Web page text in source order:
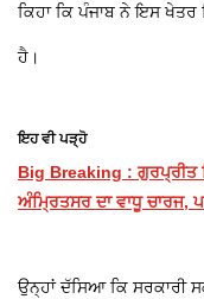
ਕਿਹਾ ਕਿ ਪੰਜਾਬ ਨੇ ਇਸ ਖੇਤਰ
ਹੈ।
ਇਹ ਵੀ ਪੜ੍ਹੋ
Big Breaking : ਗੁਰਪ੍ਰੀਤ
ਅੰਮ੍ਰਿਤਸਰ ਦਾ ਵਾਧੂ ਚਾਰਜ,
ਉਨ੍ਹਾਂ ਦੱਸਿਆ ਕਿ ਸਰਕਾਰੀ